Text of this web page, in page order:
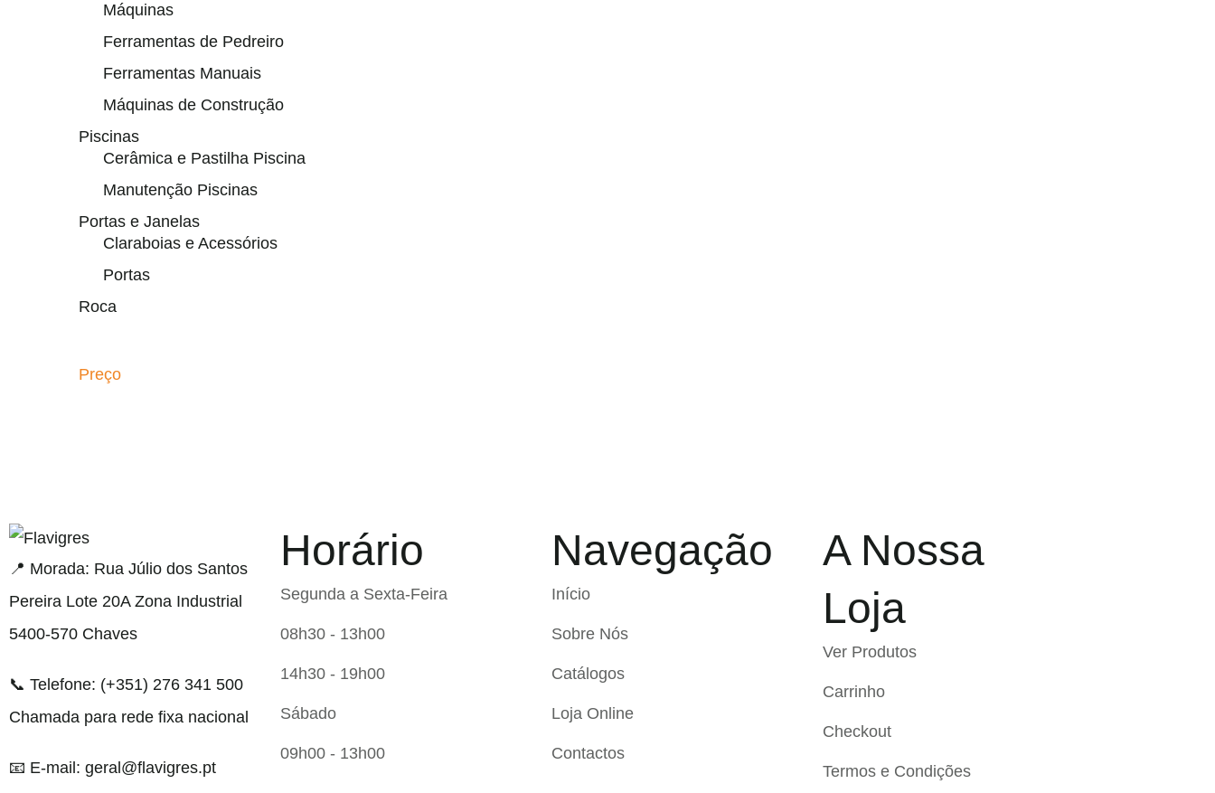
Máquinas
Ferramentas de Pedreiro
Ferramentas Manuais
Máquinas de Construção
Piscinas
Cerâmica e Pastilha Piscina
Manutenção Piscinas
Portas e Janelas
Claraboias e Acessórios
Portas
Roca
Preço
resmi adresi
📍 Morada: Rua Júlio dos Santos
Pereira Lote 20A Zona Industrial
5400-570 Chaves
📞 Telefone: (+351) 276 341 500
Chamada para rede fixa nacional
📧 E-mail: geral@flavigres.pt
Horário
Segunda a Sexta-Feira
08h30 - 13h00
14h30 - 19h00
Sábado
09h00 - 13h00
Navegação
Início
Sobre Nós
Catálogos
Loja Online
Contactos
A Nossa
Loja
Ver Produtos
Carrinho
Checkout
Termos e Condições